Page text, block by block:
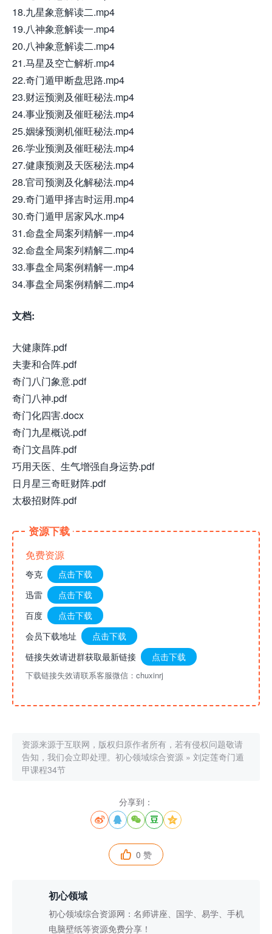
18.九星象意解读二.mp4
19.八神象意解读一.mp4
20.八神象意解读二.mp4
21.马星及空亡解析.mp4
22.奇门遁甲断盘思路.mp4
23.财运预测及催旺秘法.mp4
24.事业预测及催旺秘法.mp4
25.姻缘预测机催旺秘法.mp4
26.学业预测及催旺秘法.mp4
27.健康预测及天医秘法.mp4
28.官司预测及化解秘法.mp4
29.奇门遁甲择吉时运用.mp4
30.奇门遁甲居家风水.mp4
31.命盘全局案列精解一.mp4
32.命盘全局案列精解二.mp4
33.事盘全局案例精解一.mp4
34.事盘全局案例精解二.mp4
文档:
大健康阵.pdf
夫妻和合阵.pdf
奇门八门象意.pdf
奇门八神.pdf
奇门化四害.docx
奇门九星概说.pdf
奇门文昌阵.pdf
巧用天医、生气增强自身运势.pdf
日月星三奇旺财阵.pdf
太极招财阵.pdf
资源下载
免费资源
夸克
点击下载
迅雷
点击下载
百度
点击下载
会员下载地址
点击下载
链接失效请进群获取最新链接
点击下载
下载链接失效请联系客服微信：chuxinrj
资源来源于互联网，版权归原作者所有，若有侵权问题敬请
告知，我们会立即处理。 初心领域综合资源 » 刘定莲奇门遁
甲课程34节
分享到：
    
 0 赞
初心领域
初心领域综合资源网：名师讲座、国学、易学、手机
电脑壁纸等资源免费分享！